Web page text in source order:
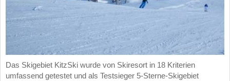
Das Skigebiet KitzSki wurde von Skiresort in 18 Kriterien
umfassend getestet und als Testsieger 5-Sterne-Skigebiet